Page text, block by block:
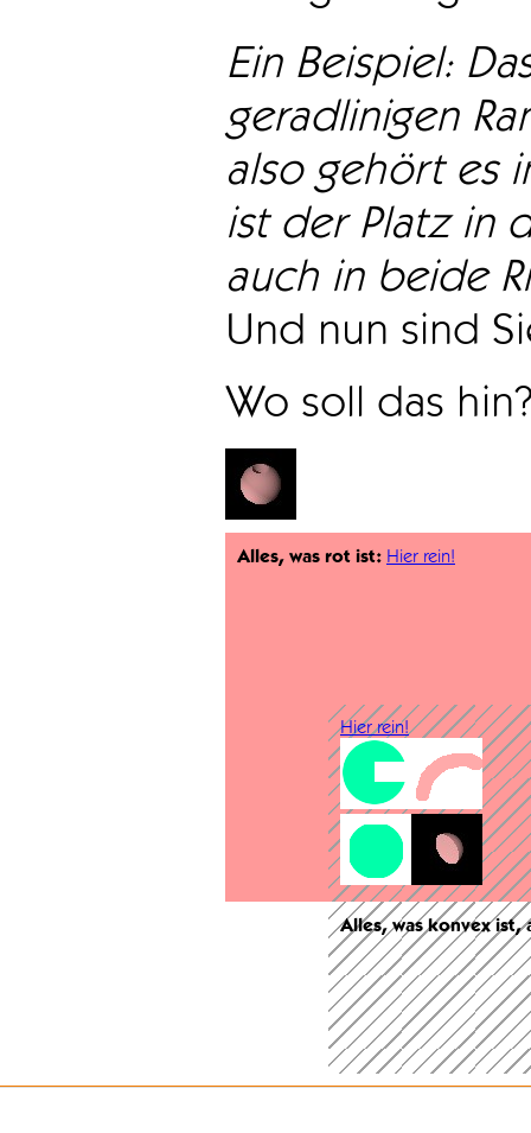
Ein Beispiel:
geradlinigen
also gehört es
ist der Platz in
auch in beide
Und nun sind
Wo soll das
Alles, was rot ist: Hier rein!
Hier rein!
Alles, was konvex